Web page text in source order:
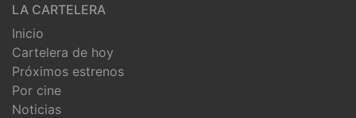
LA CARTELERA
Inicio
Cartelera de hoy
Próximos estrenos
Por cine
Noticias